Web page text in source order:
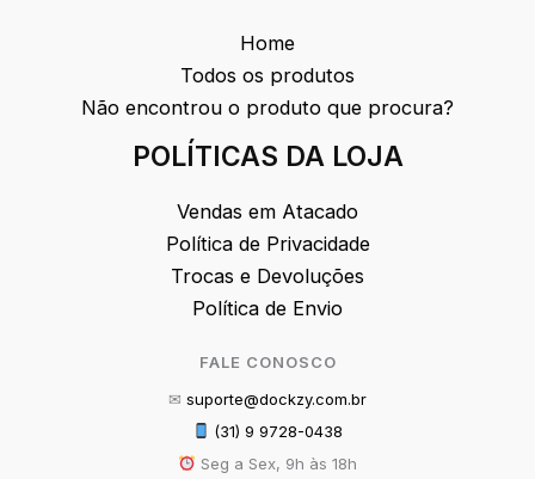
Home
Todos os produtos
Não encontrou o produto que procura?
POLÍTICAS DA LOJA
Vendas em Atacado
Política de Privacidade
Trocas e Devoluções
Política de Envio
FALE CONOSCO
✉ suporte@dockzy.com.br
(31) 9 9728-0438
Seg a Sex, 9h às 18h